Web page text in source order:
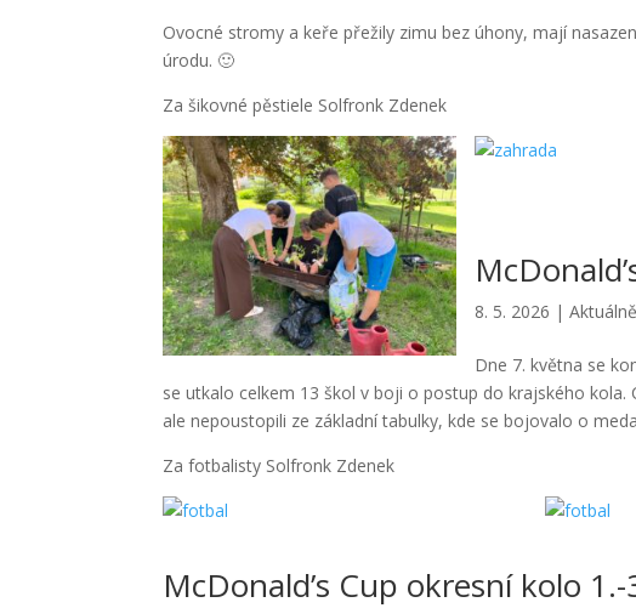
Ovocné stromy a keře přežily zimu bez úhony, mají
úrodu. 🙂
Za šikovné pěstiele Solfronk Zdenek
8. 5. 2026 |Aktuálně
Dne 7. května se
se utkalo celkem 13 škol v boji o postup do krajského
ale nepoustopili ze základní tabulky, kde se bojovalo o
Za fotbalisty Solfronk Zdenek
McDonald’s Cup okresní kolo